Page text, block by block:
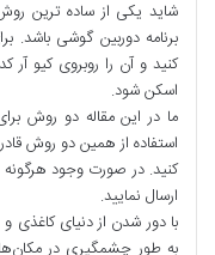
شاید یکی از ساده ترین
برنامه دوربین گوشی باشد.
کنید و آن را روبروی کیو آر
اسکن شود.
ما در این مقاله دو روش
استفاده از همین دو روش
کنید. در صورت وجود
ارسال نمایید.
به طور چشمگیری در